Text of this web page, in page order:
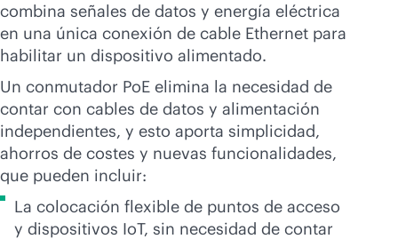
combina señales de datos y energía eléctrica
en una única conexión de cable Ethernet para
habilitar un dispositivo alimentado.
Un conmutador PoE elimina la necesidad de
contar con cables de datos y alimentación
independientes, y esto aporta simplicidad,
ahorros de costes y nuevas funcionalidades,
que pueden incluir:
La colocación flexible de puntos de acceso
y dispositivos IoT, sin necesidad de contar